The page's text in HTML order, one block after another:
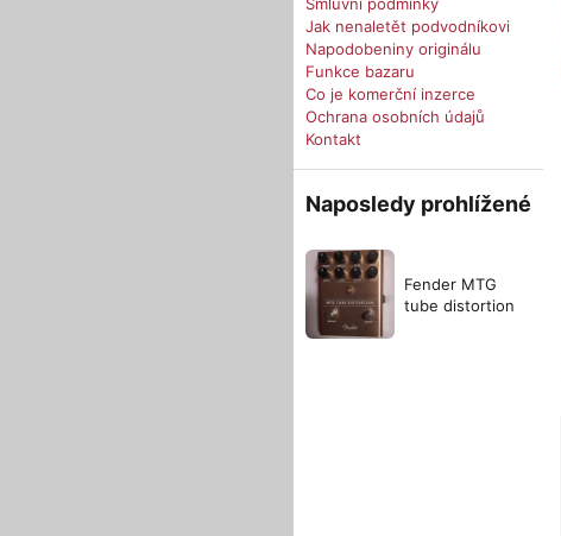
Jak nenaletět podvodníkovi
Napodobeniny originálu
Funkce bazaru
Co je komerční inzerce
Ochrana osobních údajů
Kontakt
Naposledy prohlížené
Fender MTG
tube distortion